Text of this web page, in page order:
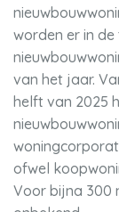
worden er in
van het jaar.
helft van 2025
ofwel
Voor bijna 300